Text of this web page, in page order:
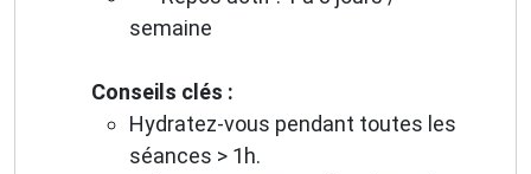
semaine
Conseils clés :
Hydratez-vous pendant toutes les
séances > 1h.